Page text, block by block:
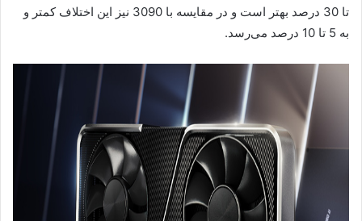
تا 30 درصد بهتر است و در مقایسه با 3090 نیز این اختلاف کمتر و
به 5 تا 10 درصد می‌رسد.